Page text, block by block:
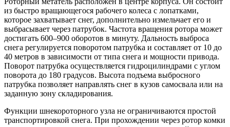
из быстро вращающегося рабочего колеса с лопатками,
которое захватывает снег, дополнительно измельчает его и
выбрасывает через патрубок. Частота вращения ротора может
достигать 600–900 оборотов в минуту. Дальность выброса
снега регулируется поворотом патрубка и составляет от 10 до
40 метров в зависимости от типа снега и мощности привода.
Поворот патрубка осуществляется гидроцилиндрами с углом
поворота до 180 градусов. Высота подъема выбросного
патрубка позволяет направлять снег в кузов самосвала или на
заданную зону складирования.
Функции шнекороторного узла не ограничиваются простой
транспортировкой снега. При прохождении через ротор комки